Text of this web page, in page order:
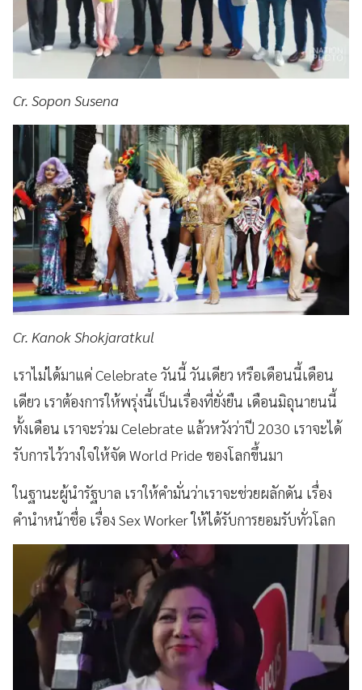
Cr. Sopon Susena
Cr. Kanok Shokjaratkul
เราไม่ได้มาแค่ Celebrate วันนี้ วันเดียว หรือเดือนนี้เดือน
เดียว เราต้องการให้พรุ่งนี้เป็นเรื่องที่ยั่งยืน เดือนมิถุนายนนี้
ทั้งเดือน เราจะร่วม Celebrate แล้วหวังว่าปี 2030 เราจะได้
รับการไว้วางใจให้จัด World Pride ของโลกขึ้นมา
ในฐานะผู้นำรัฐบาล เราให้คำมั่นว่าเราจะช่วยผลักดัน เรื่อง
คำนำหน้าชื่อ เรื่อง Sex Worker ให้ได้รับการยอมรับทั่วโลก